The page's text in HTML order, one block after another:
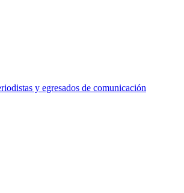
y egresados de comunicación